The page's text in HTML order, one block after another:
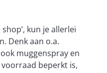
kun je allerlei
Denk aan o.a.
muggenspray en
beperkt is,